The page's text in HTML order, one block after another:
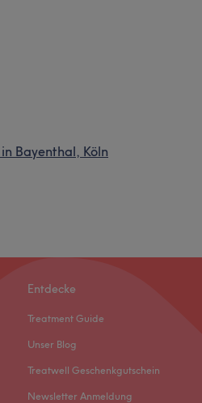
Bayenthal, Köln
Entdecke
Treatment Guide
Unser Blog
Treatwell Geschenkgutschein
Newsletter Anmeldung